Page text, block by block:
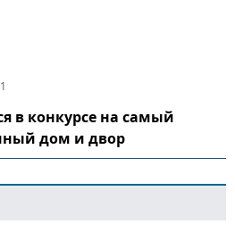
в конкурсе на самый
дом и двор